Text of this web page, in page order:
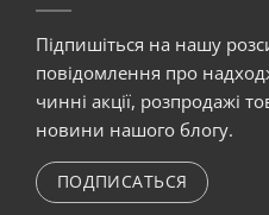
Підпишіться на нашу
повідомлення про
чинні акції, розпродажі
новини нашого блогу.
ПОДПИСАТЬСЯ